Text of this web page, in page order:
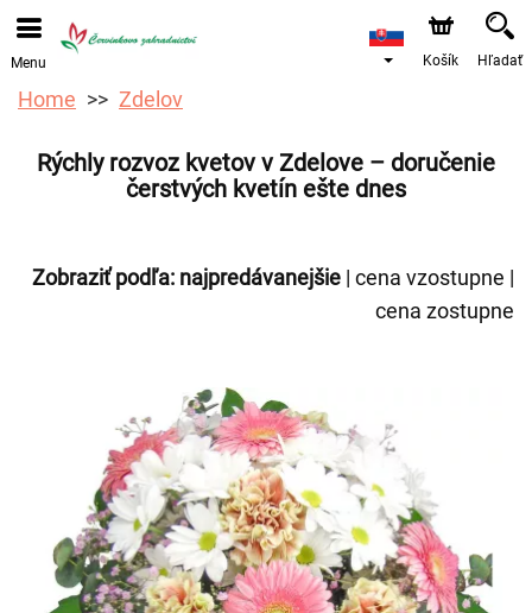
Objednávky prijímame prostredníctvom nášho e-shopu.
Najskorší možný termín doručenia je od 12.8.2026 z
Menu Košík Hľadať
Home Zdelov
Rýchly rozvoz kvetov v Zdelove – doručenie
čerstvých kvetín ešte dnes
Zobraziť podľa: najpredávanejšie | cena vzostupne |
cena zostupne